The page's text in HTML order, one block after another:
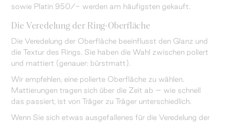
sowie Platin 950/- werden am häufigsten gekauft.
Die Veredelung der Ring-Oberfläche
Die Veredelung der Oberfläche beeinflusst den Glanz und
die Textur des Rings. Sie haben die Wahl zwischen poliert
und mattiert (genauer: bürstmatt).
Wir empfehlen, eine polierte Oberfläche zu wählen.
Mattierungen tragen sich über die Zeit ab – wie schnell
das passiert, ist von Träger zu Träger unterschiedlich.
Wenn Sie sich etwas ausgefallenes für die Veredelung der